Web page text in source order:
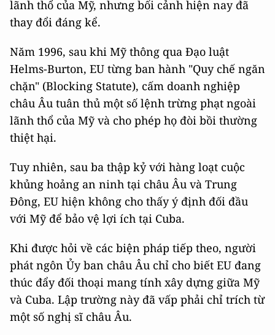
lãnh thổ của Mỹ, nhưng bối cảnh hiện nay đã
thay đổi đáng kể.
Năm 1996, sau khi Mỹ thông qua Đạo luật
Helms-Burton, EU từng ban hành "Quy chế ngăn
chặn" (Blocking Statute), cấm doanh nghiệp
châu Âu tuân thủ một số lệnh trừng phạt ngoài
lãnh thổ của Mỹ và cho phép họ đòi bồi thường
thiệt hại.
Tuy nhiên, sau ba thập kỷ với hàng loạt cuộc
khủng hoảng an ninh tại châu Âu và Trung
Đông, EU hiện không cho thấy ý định đối đầu
với Mỹ để bảo vệ lợi ích tại Cuba.
Khi được hỏi về các biện pháp tiếp theo, người
phát ngôn Ủy ban châu Âu chỉ cho biết EU đang
thúc đẩy đối thoại mang tính xây dựng giữa Mỹ
và Cuba. Lập trường này đã vấp phải chỉ trích từ
một số nghị sĩ châu Âu.